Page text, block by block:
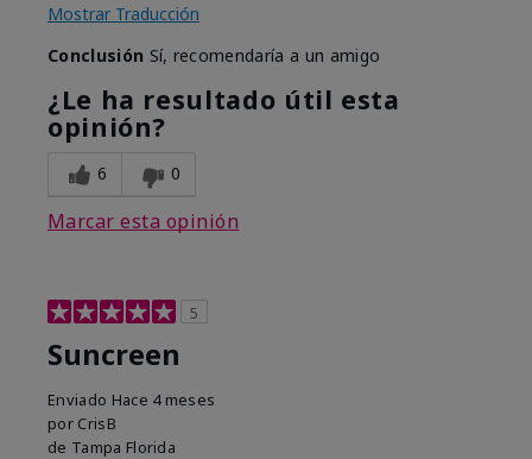
Mostrar Traducción
Conclusión Sí, recomendaría a un amigo
¿Le ha resultado útil esta
opinión?
6 0
Marcar esta opinión
5
Suncreen
Enviado Hace 4 meses
por CrisB
de Tampa Florida